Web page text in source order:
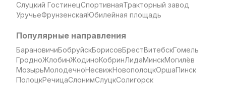
Слуцкий ГостинецСпортивнаяТракторный завод
УручьеФрунзенскаяЮбилейная площадь
Популярные направления
БарановичиБобруйскБорисовБрестВитебскГомель
ГродноЖлобинЖодиноКобринЛидаМинскМогилёв
МозырьМолодечноНесвижНовополоцкОршаПинск
ПолоцкРечицаСлонимСлуцкСолигорск